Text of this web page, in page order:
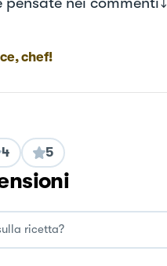
chef!
4 5